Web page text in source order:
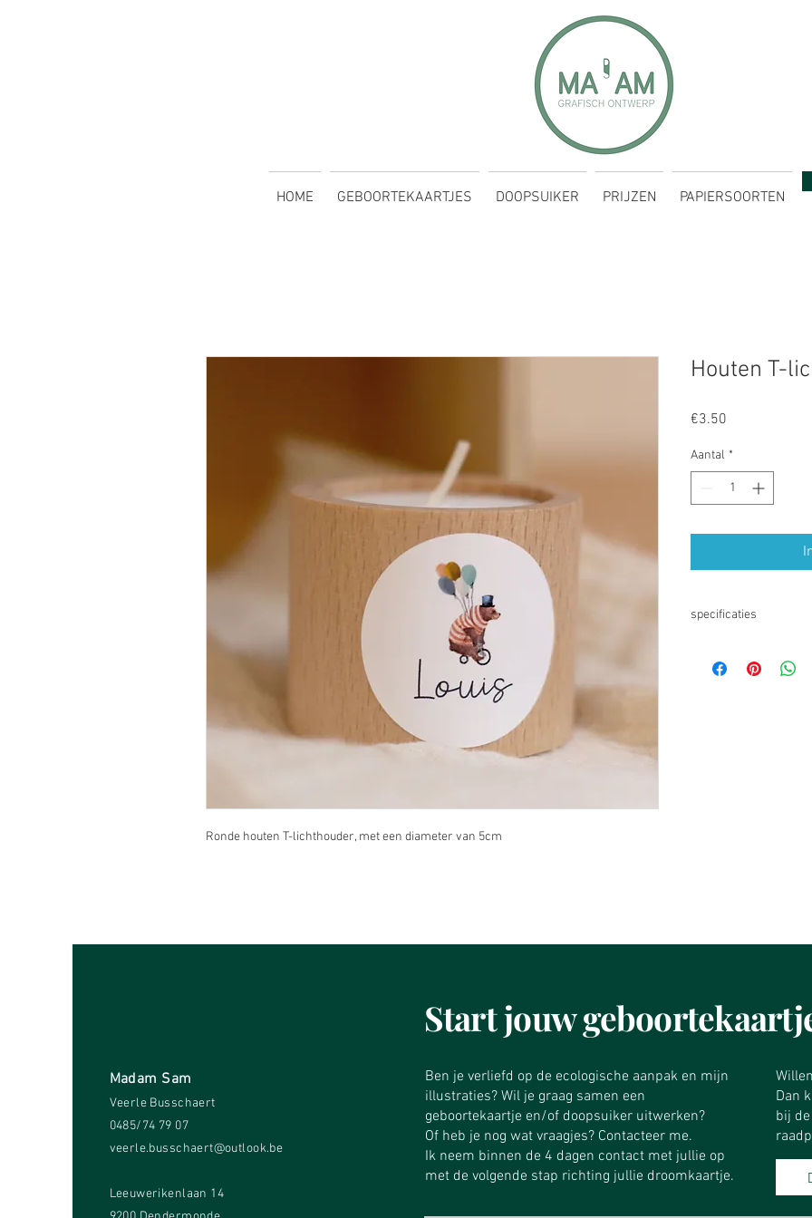
HOME GEBOORTEKAARTJES DOOPSUIKER PRIJZEN PAPIERSOORTEN
Ronde houten T-lichthouder, met een diameter van 5cm
Houten T-
€3.50
Aantal *
specificaties
Bestellen per stuk
Madam Sam
Veerle Busschaert
0485/74 79 07
veerle.busschaert@outlook.be
Leeuwerikenlaan 14
Start jouw
Ben je verliefd op de ecologische aanpak en mijn
illustraties? Wil je graag samen een
geboortekaartje en/of doopsuiker uitwerken?
Of heb je nog wat vraagjes? Contacteer me.
Ik neem binnen de 4 dagen contact met jullie op
met de volgende stap richting jullie droomkaartje.​​​
Dan
bij